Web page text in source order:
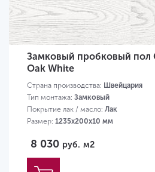
Замковый пробковый пол
Oak White
Страна производства: Швейцария
Тип монтажа: Замковый
Покрытие лак / масло: Лак
Размер: 1235х200х10 мм
8 030 руб. м2